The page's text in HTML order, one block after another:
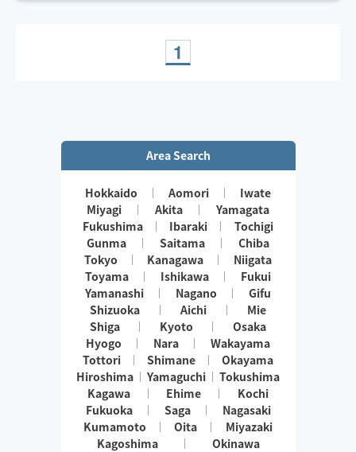
1
Area Search
Hokkaido Aomori
Iwate
Miyagi
Akita
Yamagata
Fukushima
Ibaraki
Tochigi
Gunma
Saitama
Chiba
Tokyo
Kanagawa
Niigata
Toyama
Ishikawa
Fukui
Yamanashi
Nagano
Gifu
Shizuoka
Aichi
Mie
Shiga
Kyoto
Osaka
Hyogo
Nara
Wakayama
Tottori
Shimane
Okayama
Hiroshima
Yamaguchi
Tokushima
Kagawa
Ehime
Kochi
Fukuoka
Saga
Nagasaki
Kumamoto
Oita
Miyazaki
Kagoshima
Okinawa